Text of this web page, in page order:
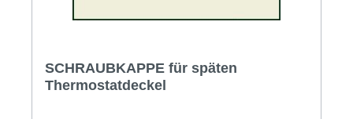
SCHRAUBKAPPE für späten
Thermostatdeckel